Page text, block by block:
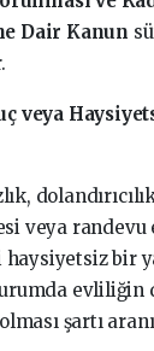
Dair Kanun
veya
veya
haysiyetsiz bir
evliliğin
şartı